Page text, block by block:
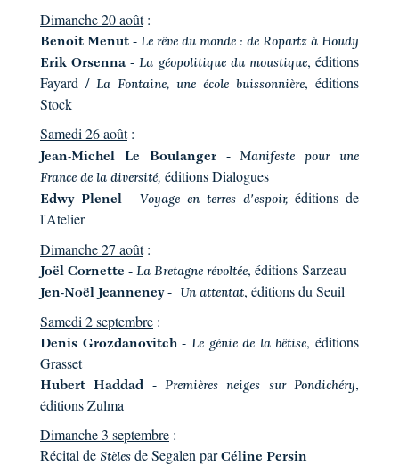
Dimanche 20 août:
Benoit Menut - Le rêve du monde : de Ropartz à Houdy
Erik Orsenna- La géopolitique du moustique, éditions
Fayard / La Fontaine, une école buissonnière, éditions
Stock
Samedi 26 août :
Jean-Michel Le Boulanger-
Manifeste pour une
France de la diversité, éditions Dialogues
Edwy Plenel - Voyage en terres d'espoir,éditions de
l'Atelier
Dimanche 27 août:
Joël Cornette - La Bretagne révoltée, éditions Sarzeau
Jen-Noël Jeanneney- Un attentat, éditions du Seuil
Samedi 2 septembre :
Denis Grozdanovitch- Le génie de la bêtise, éditions
Grasset
Hubert Haddad - Premières neiges sur Pondichéry,
éditions Zulma
Dimanche 3 septembre :
Récital de Stèles de Segalen parCéline Persin